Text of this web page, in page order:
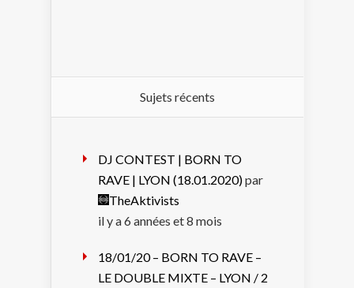
Sujets récents
DJ CONTEST | BORN TO
RAVE | LYON (18.01.2020)par
TheAktivists
il y a 6 années et 8 mois
18/01/20 – BORN TO RAVE –
LE DOUBLE MIXTE – LYON / 2